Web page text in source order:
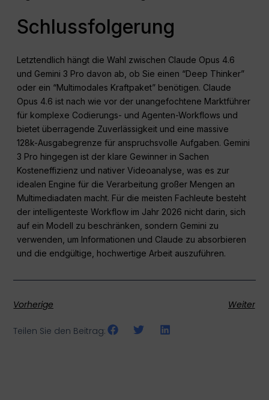
Schlussfolgerung
Letztendlich hängt die Wahl zwischen Claude Opus 4.6
und Gemini 3 Pro davon ab, ob Sie einen “Deep Thinker”
oder ein “Multimodales Kraftpaket” benötigen. Claude
Opus 4.6 ist nach wie vor der unangefochtene Marktführer
für komplexe Codierungs- und Agenten-Workflows und
bietet überragende Zuverlässigkeit und eine massive
128k-Ausgabegrenze für anspruchsvolle Aufgaben. Gemini
3 Pro hingegen ist der klare Gewinner in Sachen
Kosteneffizienz und nativer Videoanalyse, was es zur
idealen Engine für die Verarbeitung großer Mengen an
Multimediadaten macht. Für die meisten Fachleute besteht
der intelligenteste Workflow im Jahr 2026 nicht darin, sich
auf ein Modell zu beschränken, sondern Gemini zu
verwenden, um Informationen und Claude zu absorbieren
und die endgültige, hochwertige Arbeit auszuführen.
Vorherige Weiter
Teilen Sie den Beitrag: